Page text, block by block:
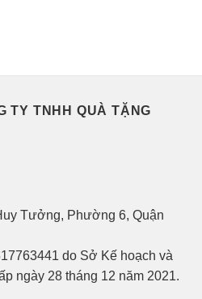
TY TNHH QUÀ TẶNG
Tưởng, Phường 6, Quận
do Sở Kế hoạch và
ngày 28 tháng 12 năm 2021.